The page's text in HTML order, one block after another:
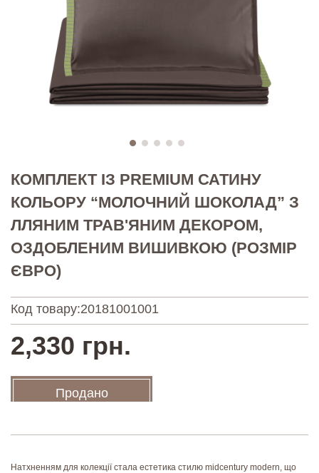
КОМПЛЕКТ ІЗ PREMIUM САТИНУ
КОЛЬОРУ “МОЛОЧНИЙ ШОКОЛАД” З
ЛЛЯНИМ ТРАВ'ЯНИМ ДЕКОРОМ,
ОЗДОБЛЕНИМ ВИШИВКОЮ (РОЗМІР
ЄВРО)
Код товару:20181001001
2,330 грн.
Продано
Натхненням для колекції стала естетика стилю midcentury modern, що